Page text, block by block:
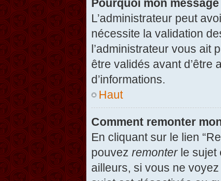
Pourquoi mon
L’administrateur peut
nécessite la validation
l’administrateur vous ait
être validés avant d’être
d’informations.
Haut
Comment remonter
En cliquant sur le lien
pouvez remonterle sujet
ailleurs, si vous ne